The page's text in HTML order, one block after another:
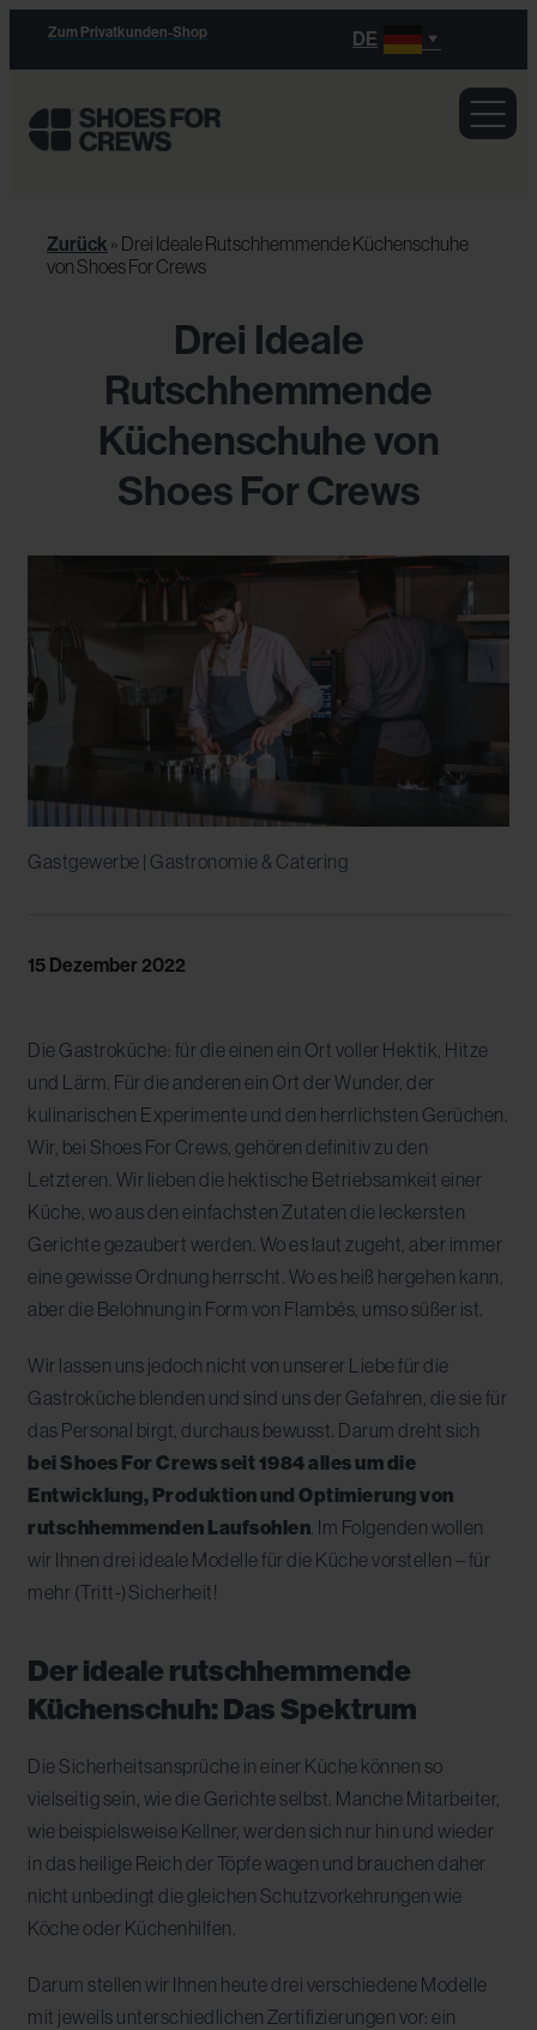
Zum Privatkunden-Shop DE
Zurück » Drei Ideale Rutschhemmende Küchenschuhe
von Shoes For Crews
Drei Ideale
Rutschhemmende
Küchenschuhe von
Shoes For Crews
Gastgewerbe | Gastronomie & Catering
15 Dezember 2022
Die Gastroküche: für die einen ein Ort voller Hektik, Hitze
und Lärm. Für die anderen ein Ort der Wunder, der
kulinarischen Experimente und den herrlichsten Gerüchen.
Wir, bei Shoes For Crews, gehören definitiv zu den
Letzteren. Wir lieben die hektische Betriebsamkeit einer
Küche, wo aus den einfachsten Zutaten die leckersten
Gerichte gezaubert werden. Wo es laut zugeht, aber immer
eine gewisse Ordnung herrscht. Wo es heiß hergehen kann,
aber die Belohnung in Form von Flambés, umso süßer ist.
Wir lassen uns jedoch nicht von unserer Liebe für die
Gastroküche blenden und sind uns der Gefahren, die sie für
das Personal birgt, durchaus bewusst. Darum dreht sich
bei Shoes For Crews seit 1984 alles um die
Entwicklung, Produktion und Optimierung von
rutschhemmenden Laufsohlen . Im Folgenden wollen
wir Ihnen drei ideale Modelle für die Küche vorstellen – für
mehr (Tritt-)Sicherheit!
Der ideale rutschhemmende
Küchenschuh: Das Spektrum
Die Sicherheitsansprüche in einer Küche können so
vielseitig sein, wie die Gerichte selbst. Manche Mitarbeiter,
wie beispielsweise Kellner, werden sich nur hin und wieder
in das heilige Reich der Töpfe wagen und brauchen daher
nicht unbedingt die gleichen Schutzvorkehrungen wie
Köche oder Küchenhilfen.
Darum stellen wir Ihnen heute drei verschiedene Modelle
mit jeweils unterschiedlichen Zertifizierungen vor: ein